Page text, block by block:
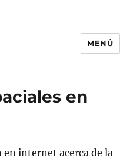
MENÚ
en
internet acerca de la